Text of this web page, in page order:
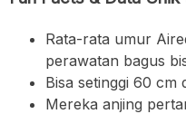
Rata-rata umur
perawatan bagus
Bisa setinggi 60 cm
Mereka anjing